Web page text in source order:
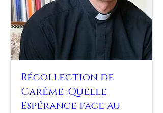
Récollection de
Carême :Quelle
Espérance face au